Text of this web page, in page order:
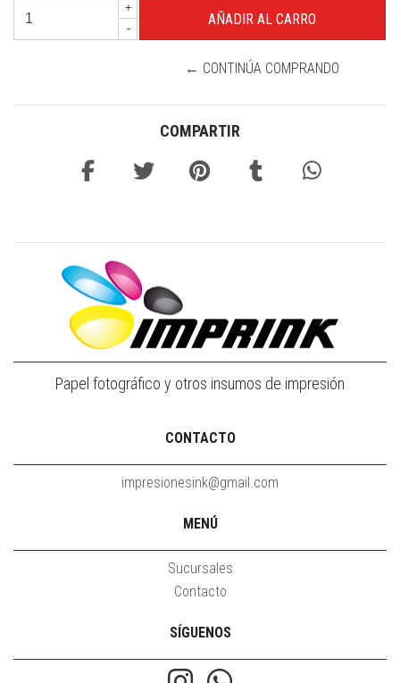
+
-
← CONTINÚA COMPRANDO
COMPARTIR
Papel fotográfico y otros insumos de impresión
CONTACTO
impresionesink@gmail.com
MENÚ
Sucursales
Contacto
SÍGUENOS